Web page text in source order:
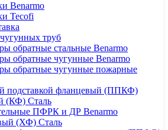
Benarmo
Tecofi
труб
обратные стальные Benarmo
обратные чугунные Benarmo
обратные чугунные пожарные
подставкой фланцевый (ППКФ)
(КФ) Сталь
ПФРК и ДР Benarmo
(ХФ) Сталь